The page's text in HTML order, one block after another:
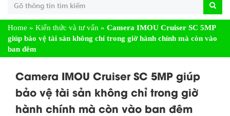
Home » Kiến thức và tư vấn » Camera IMOU Cruiser SC 5MP
giúp bảo vệ tài sản không chỉ trong giờ hành chính mà còn vào
ban đêm
Camera IMOU Cruiser SC 5MP giúp
bảo vệ tài sản không chỉ trong giờ
hành chính mà còn vào ban đêm